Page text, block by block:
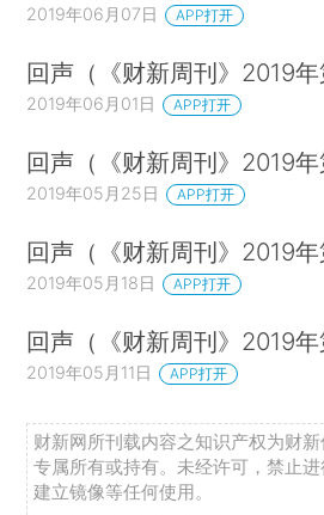
2019年06月07日 APP打开
回声（《财新周刊》2019年
2019年06月01日 APP打开
回声（《财新周刊》2019年
2019年05月25日 APP打开
回声（《财新周刊》2019年
2019年05月18日 APP打开
回声（《财新周刊》2019年
2019年05月11日 APP打开
财新网所刊载内容之知识产权为财
专属所有或持有。未经许可，禁止
建立镜像等任何使用。